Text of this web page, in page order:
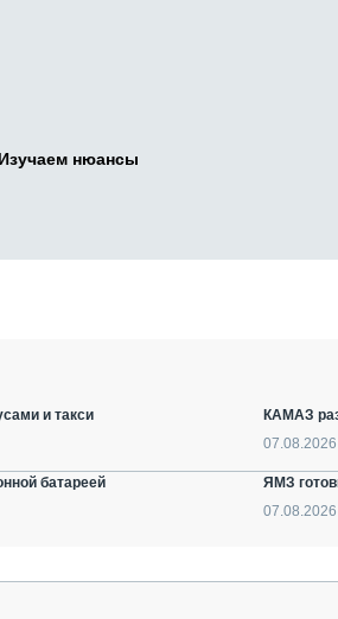
нюансы
и такси
КАМАЗ
07.08.2026
батареей
ЯМЗ
07.08.2026